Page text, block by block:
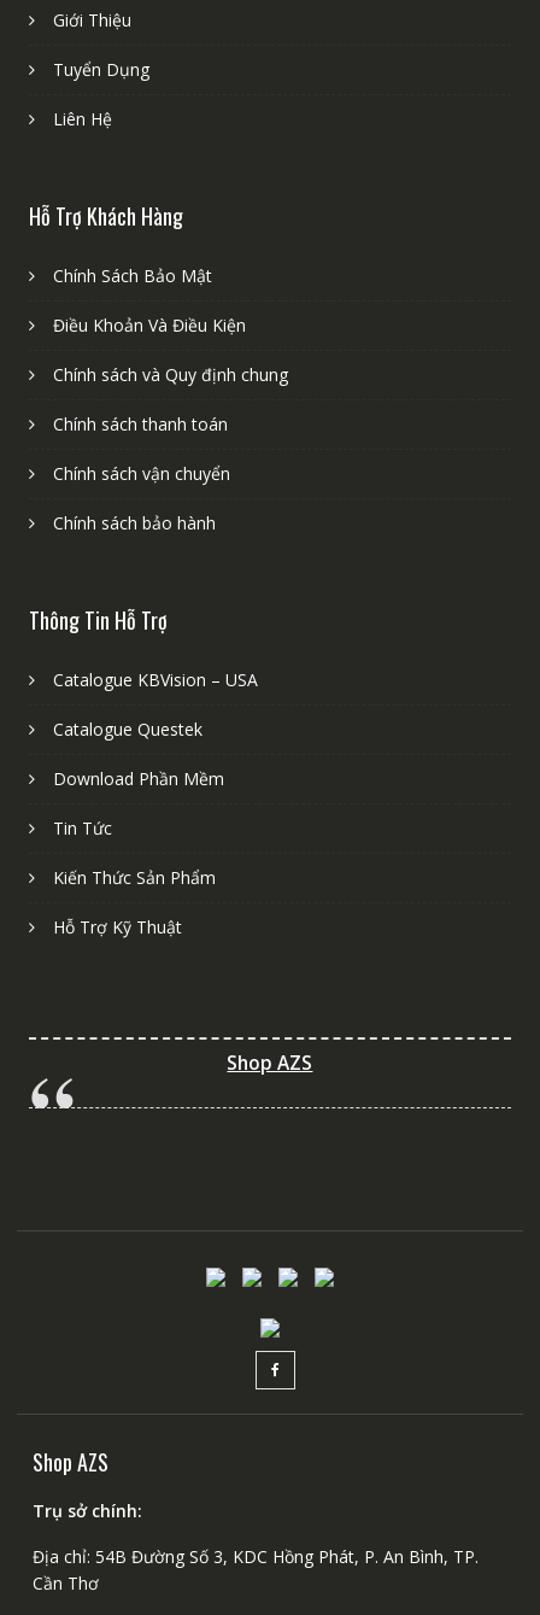
Giới Thiệu
Tuyển Dụng
Liên Hệ
Hỗ Trợ Khách Hàng
Chính Sách Bảo Mật
Điều Khoản Và Điều Kiện
Chính sách và Quy định chung
Chính sách thanh toán
Chính sách vận chuyển
Chính sách bảo hành
Thông Tin Hỗ Trợ
Catalogue KBVision – USA
Catalogue Questek
Download Phần Mềm
Tin Tức
Kiến Thức Sản Phẩm
Hỗ Trợ Kỹ Thuật
Shop AZS
Shop AZS
Trụ sở chính:
Địa chỉ: 54B Đường Số 3, KDC Hồng Phát, P. An Bình, TP.
Cần Thơ